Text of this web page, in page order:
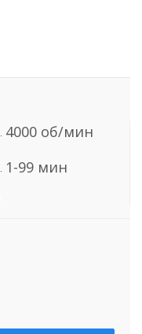
4000 об/мин
1-99 мин